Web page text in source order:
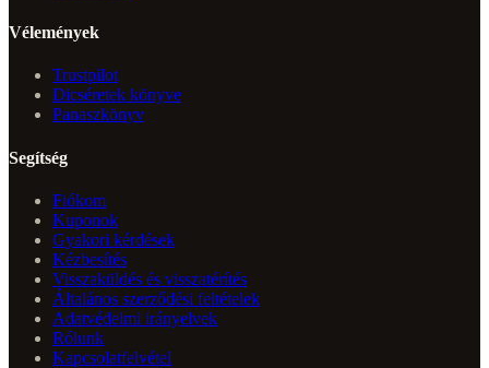
Vélemények
Trustpilot
Dicséretek könyve
Panaszkönyv
Segítség
Fiókom
Kuponok
Gyakori kérdések
Kézbesítés
Visszaküldés és visszatérítés
Általános szerződési feltételek
Adatvédelmi irányelvek
Rólunk
Kapcsolatfelvétel